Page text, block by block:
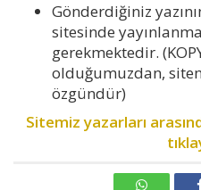
Gönderdiğiniz
sitesinde
gerekmektedir.
olduğumuzdan,
özgündür)
Sitemiz yazarları